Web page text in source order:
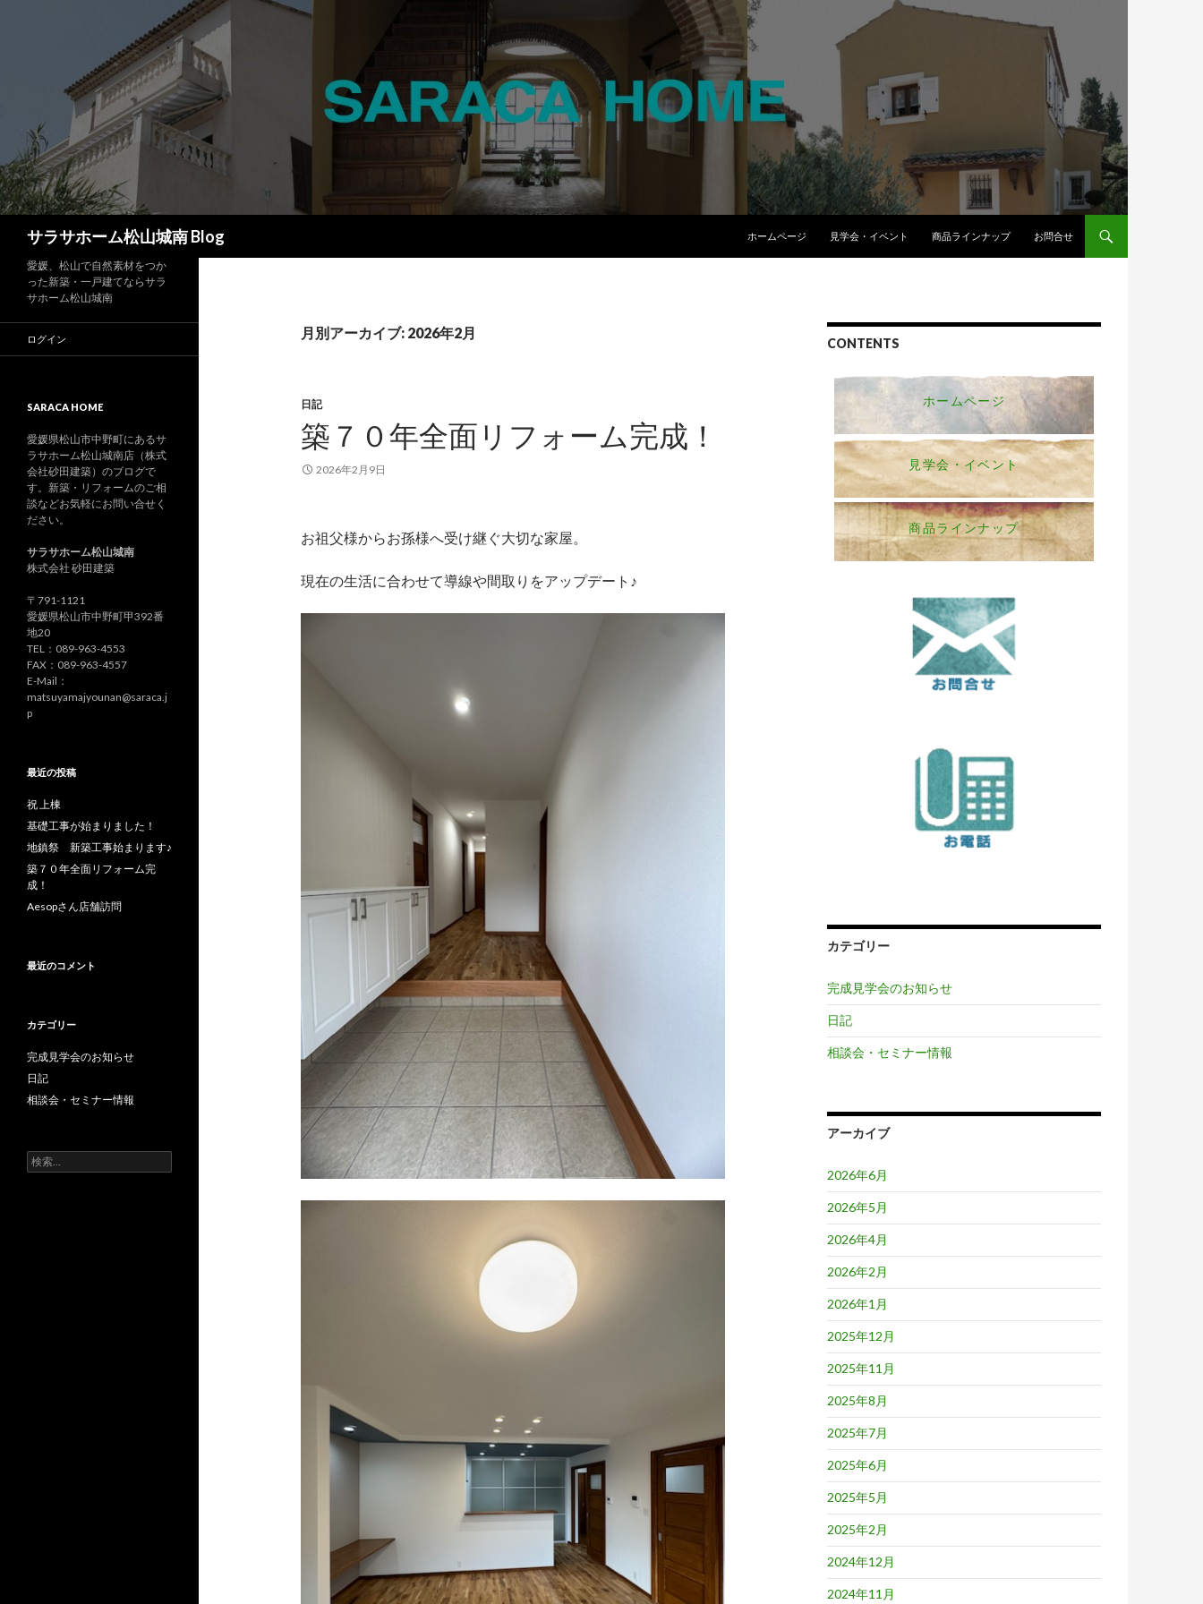
サラサホーム松山城南 Blog
ホームページ
見学会・イベント 商品ラインナップ お問合せ
月別アーカイブ: 2026年2月
日記
築７０年全面リフォーム完成！
2026年2月9日
お祖父様からお孫様へ受け継ぐ大切な家屋。
現在の生活に合わせて導線や間取りをアップデート♪
CONTENTS
ホームページ
見学会・イベント
商品ラインナップ
カテゴリー
完成見学会のお知らせ
日記
相談会・セミナー情報
アーカイブ
2026年6月
2026年5月
2026年4月
2026年2月
2026年1月
2025年12月
2025年11月
2025年8月
2025年7月
2025年6月
2025年5月
2025年2月
2024年12月
2024年11月
愛媛、松山で自然素材をつか
った新築・一戸建てならサラ
サホーム松山城南
ログイン
SARACA HOME
愛媛県松山市中野町にあるサ
ラサホーム松山城南店（株式
会社砂田建築）のブログで
す。新築・リフォームのご相
談などお気軽にお問い合せく
ださい。
サラサホーム松山城南
株式会社 砂田建築
〒791-1121
愛媛県松山市中野町甲392番
地20
TEL：089-963-4553
FAX：089-963-4557
E-Mail：
matsuyamajyounan@saraca.j
p
最近の投稿
祝 上棟
基礎工事が始まりました！
地鎮祭 新築工事始まります♪
築７０年全面リフォーム完
成！
Aesopさん店舗訪問
最近のコメント
カテゴリー
完成見学会のお知らせ
日記
相談会・セミナー情報
検
索: